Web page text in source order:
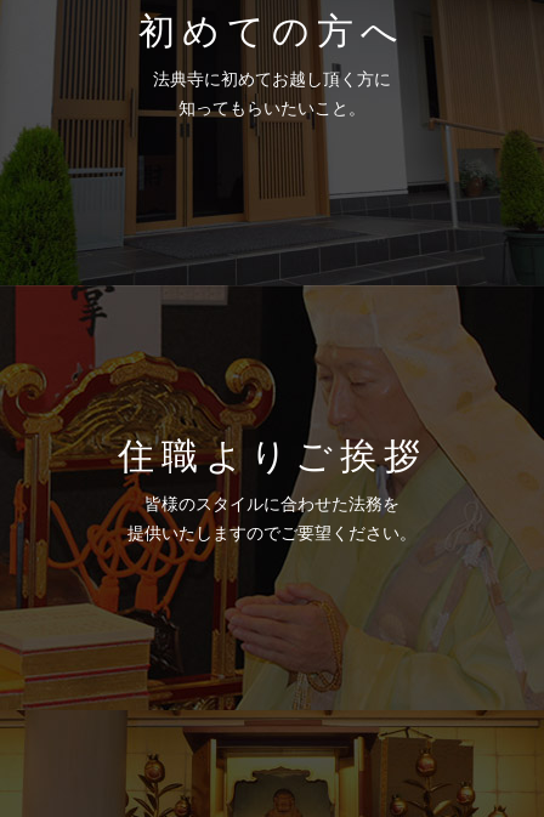
初めての方へ
法典寺に初めてお越し頂く方に
知ってもらいたいこと。
住職よりご挨拶
皆様のスタイルに合わせた法務を
提供いたしますのでご要望ください。